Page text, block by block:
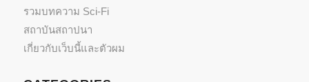
รวมบทความ Sci-Fi
สถาบันสถาปนา
เกี่ยวกับเว็บนี้และตัวผม